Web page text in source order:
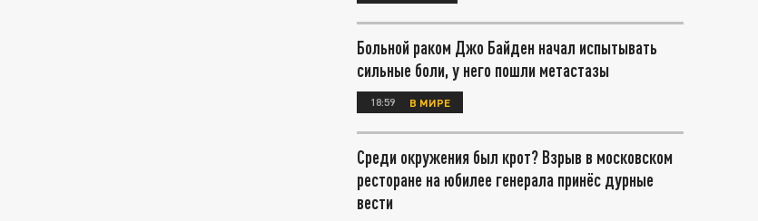
Больной раком Джо Байден начал испытывать
сильные боли, у него пошли метастазы
18:59 В МИРЕ
Среди окружения был крот? Взрыв в московском
ресторане на юбилее генерала принёс дурные
вести